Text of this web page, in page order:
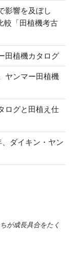
影響を及ぼし
較「田植機考古
田植機カタログ
ヤンマー田植機
ログと田植え仕
ダイキン・ヤン
が成長具合をたく